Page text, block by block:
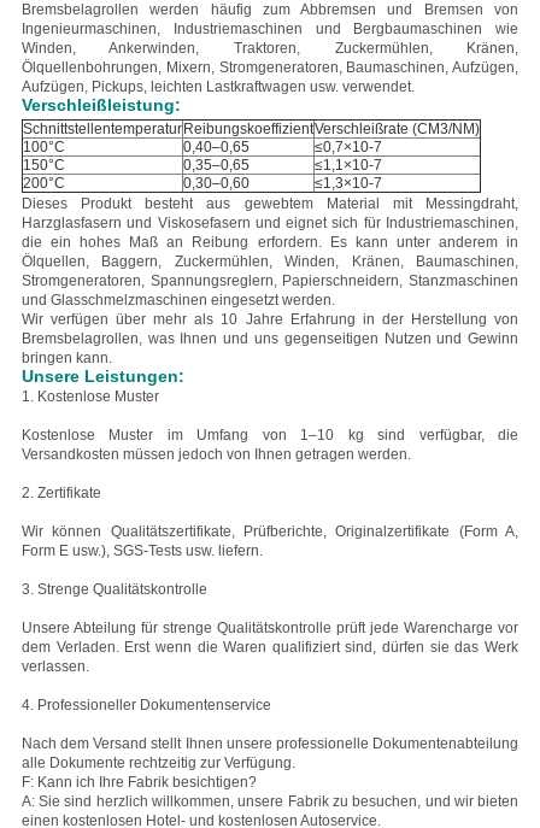
Bremsbelagrollen werden häufig zum Abbremsen und Bremsen von
Ingenieurmaschinen, Industriemaschinen und Bergbaumaschinen wie
Winden, Ankerwinden, Traktoren, Zuckermühlen, Kränen,
Ölquellenbohrungen, Mixern, Stromgeneratoren, Baumaschinen, Aufzügen,
Aufzügen, Pickups, leichten Lastkraftwagen usw. verwendet.
Verschleißleistung:
Schnittstellentemperatur ReibungskoeffizientVerschleißrate (CM3/NM)
100°C
0,40–0,65
≤0,7×10-7
150°C
0,35–0,65
≤1,1×10-7
200°C
0,30–0,60
≤1,3×10-7
Dieses Produkt besteht aus gewebtem Material mit Messingdraht,
Harzglasfasern und Viskosefasern und eignet sich für Industriemaschinen,
die ein hohes Maß an Reibung erfordern. Es kann unter anderem in
Ölquellen, Baggern, Zuckermühlen, Winden, Kränen, Baumaschinen,
Stromgeneratoren, Spannungsreglern, Papierschneidern, Stanzmaschinen
und Glasschmelzmaschinen eingesetzt werden.
Wir verfügen über mehr als 10 Jahre Erfahrung in der Herstellung von
Bremsbelagrollen, was Ihnen und uns gegenseitigen Nutzen und Gewinn
bringen kann.
Unsere Leistungen:
1. Kostenlose Muster
Kostenlose Muster im Umfang von 1–10 kg sind verfügbar, die
Versandkosten müssen jedoch von Ihnen getragen werden.
2. Zertifikate
Wir können Qualitätszertifikate, Prüfberichte, Originalzertifikate (Form A,
Form E usw.), SGS-Tests usw. liefern.
3. Strenge Qualitätskontrolle
Unsere Abteilung für strenge Qualitätskontrolle prüft jede Warencharge vor
dem Verladen. Erst wenn die Waren qualifiziert sind, dürfen sie das Werk
verlassen.
4. Professioneller Dokumentenservice
Nach dem Versand stellt Ihnen unsere professionelle Dokumentenabteilung
alle Dokumente rechtzeitig zur Verfügung.
F: Kann ich Ihre Fabrik besichtigen?
A: Sie sind herzlich willkommen, unsere Fabrik zu besuchen, und wir bieten
einen kostenlosen Hotel- und kostenlosen Autoservice.